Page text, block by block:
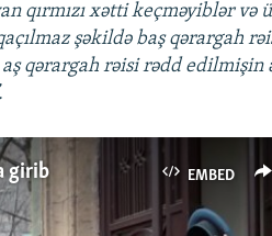
qırmızı xətti keçməyiblər və
şəkildə baş qərargah
qərargah rəisi rədd edilmişin
EMBED
girib